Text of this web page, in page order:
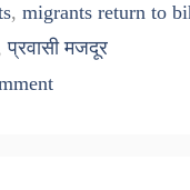
, migrants return to
प्रवासी मजदूर